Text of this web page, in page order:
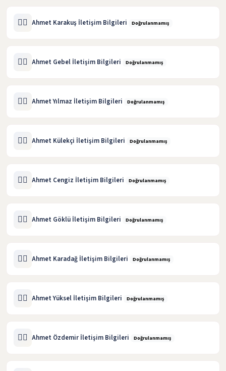
🧑‍⚖️ Ahmet Karakuş İletişim Bilgileri Doğrulanmamış
🧑‍⚖️ Ahmet Gebel İletişim Bilgileri Doğrulanmamış
🧑‍⚖️ Ahmet Yılmaz İletişim Bilgileri Doğrulanmamış
🧑‍⚖️ Ahmet Külekçi İletişim Bilgileri Doğrulanmamış
🧑‍⚖️ Ahmet Cengiz İletişim Bilgileri Doğrulanmamış
🧑‍⚖️ Ahmet Göklü İletişim Bilgileri Doğrulanmamış
🧑‍⚖️ Ahmet Karadağ İletişim Bilgileri Doğrulanmamış
🧑‍⚖️ Ahmet Yüksel İletişim Bilgileri Doğrulanmamış
🧑‍⚖️ Ahmet Özdemir İletişim Bilgileri Doğrulanmamış